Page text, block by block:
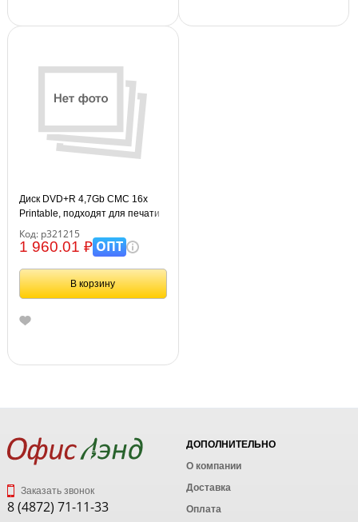
Диск DVD+R 4,7Gb CMC 16x
Printable, подходят для печати
Код: р321215
1 960.01 ₽ОПТ
В корзину
Заказать звонок
8 (4872) 71-11-33
ДОПОЛНИТЕЛЬНО
О компании
Доставка
Оплата